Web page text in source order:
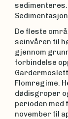
sedimenteres.
De fleste
seinvåren til
gjennom
forbindelse
Flomregime.
dødisgroper
perioden med
november til